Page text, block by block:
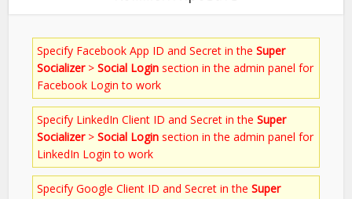
Specify Facebook App ID and Secret in theSuper
Socializer>Social Login section in the admin panel for
Facebook Login to work
Specify LinkedIn Client ID and Secret in theSuper
Socializer>Social Login section in the admin panel for
LinkedIn Login to work
Specify Google Client ID and Secret in theSuper